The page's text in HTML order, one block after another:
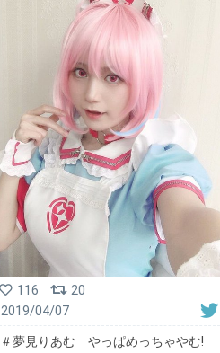
116
20
2019/04/07
＃夢見りあむ やっぱめっちゃやむ!